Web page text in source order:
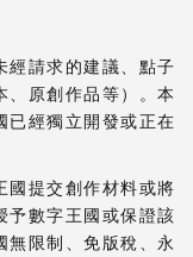
請求的建議、點子
、原創作品等）。本
經獨立開發或正在
提交創作材料或將
數字王國或保證該
無限制、免版稅、永